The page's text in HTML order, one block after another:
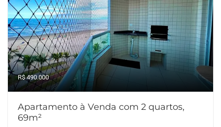
R$ 490.000
Apartamento à Venda com 2 quartos,
69m²